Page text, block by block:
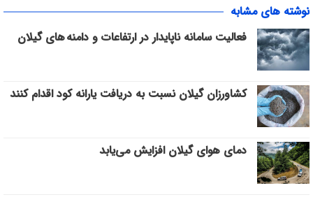
نوشته های مشابه
فعالیت سامانه ناپایدار در ارتفاعات و دامنه های گیلان
کشاورزان گیلان نسبت به دریافت یارانه کود اقدام کنند
دمای هوای گیلان افزایش می‌یابد